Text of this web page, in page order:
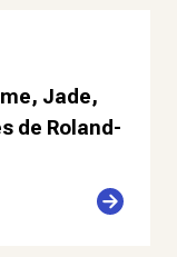
Jade,
de Roland-